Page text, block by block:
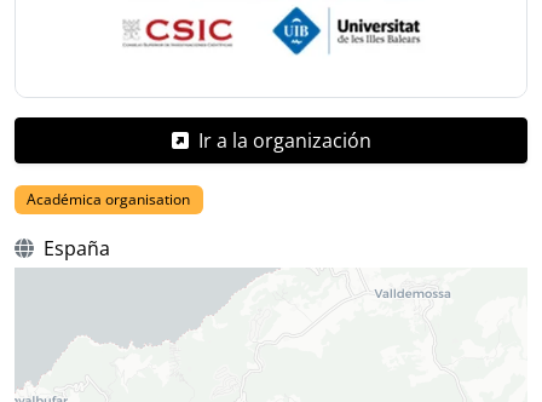
Ir a la organización
Académica organisation
España